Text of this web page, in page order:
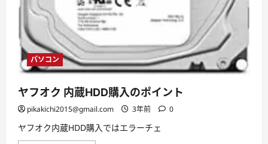
パソコン
ヤフオク 内蔵HDD購入のポイント
pikakichi2015@gmail.com 3年前 0
ヤフオク内蔵HDD購入ではエラーチェ